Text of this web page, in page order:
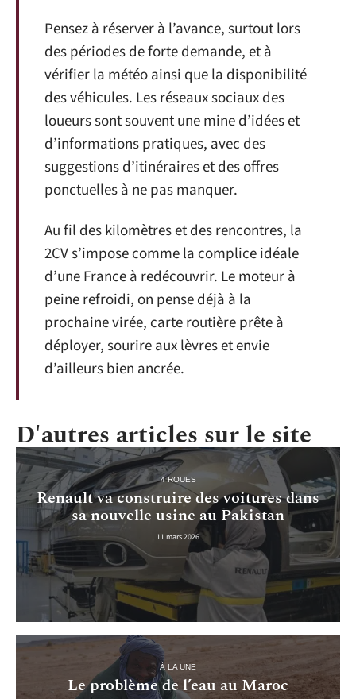
Pensez à réserver à l’avance, surtout lors
des périodes de forte demande, et à
vérifier la météo ainsi que la disponibilité
des véhicules. Les réseaux sociaux des
loueurs sont souvent une mine d’idées et
d’informations pratiques, avec des
suggestions d’itinéraires et des offres
ponctuelles à ne pas manquer.
Au fil des kilomètres et des rencontres, la
2CV s’impose comme la complice idéale
d’une France à redécouvrir. Le moteur à
peine refroidi, on pense déjà à la
prochaine virée, carte routière prête à
déployer, sourire aux lèvres et envie
d’ailleurs bien ancrée.
D'autres articles sur le site
4 ROUES
Renault va construire des voitures dans
sa nouvelle usine au Pakistan
11 mars 2026
À LA UNE
Le problème de l’eau au Maroc